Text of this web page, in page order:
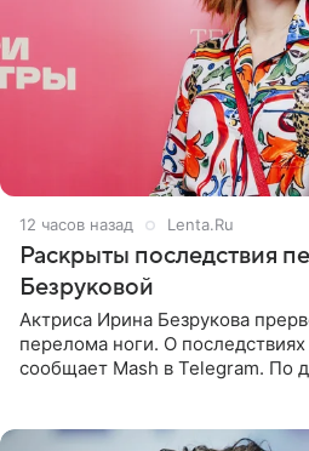
12 часов назад Lenta.Ru
Раскрыты последствия
Безруковой
Актриса Ирина Безрукова
перелома ноги. О
сообщает Mash в Telegram. По